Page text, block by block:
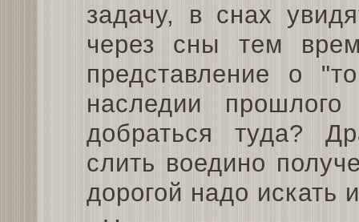
задачу, в снах
через сны тем
представление о
наследии
добраться туда?
слить воедино
дорогой надо искать